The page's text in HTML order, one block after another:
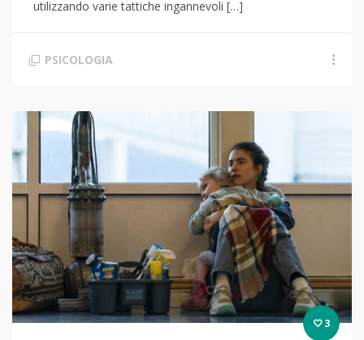
utilizzando varie tattiche ingannevoli […]
PSICOLOGIA
3